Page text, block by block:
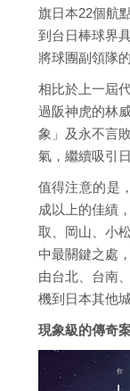
旗日本22個航
到台日棒球界
將球團副領隊
相比於上一屆
過阪神虎的林
象」及永不言
氣，繼續吸引
值得注意的是
成以上的佳績
取、岡山、小
中最關鍵之處
由台北、台南
機到日本其他城
現象級的傳奇